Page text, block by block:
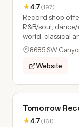
★4.7(197)
Record shop
R&B/soul,
world, classical
8685 SW
Website
Tomorrow
★4.7(161)